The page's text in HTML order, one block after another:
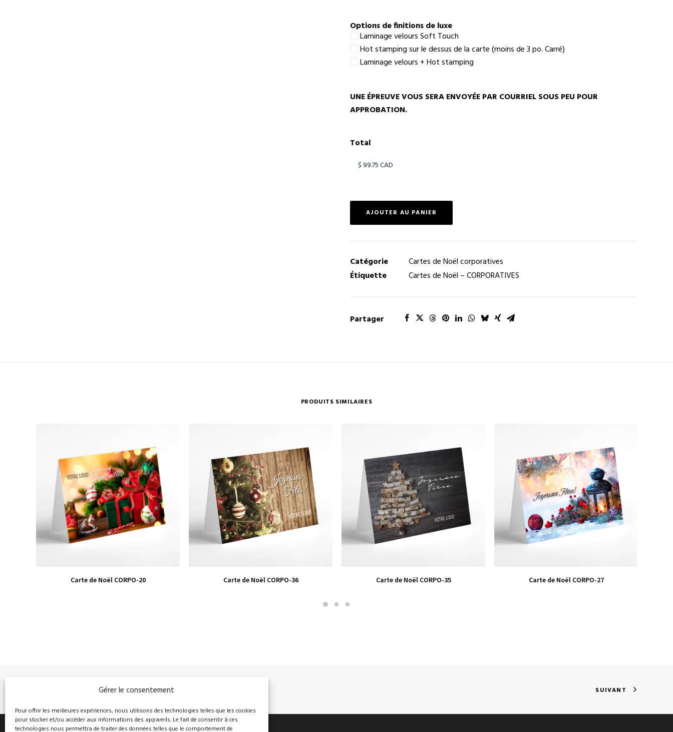
Gérer le consentement
Pour offrir les meilleures expériences, nous utilisons des technologies telles que les cookies
pour stocker et/ou accéder aux informations des appareils. Le fait de consentir à ces
technologies nous permettra de traiter des données telles que le comportement de
Options de finitions de luxe
Laminage velours Soft Touch
Hot stamping sur le dessus de la carte (moins de 3 po. Carré)
Laminage velours + Hot stamping
UNE ÉPREUVE VOUS SERA ENVOYÉE PAR COURRIEL SOUS PEU POUR
APPROBATION.
Total
AJOUTER AU PANIER
Catégorie
Cartes de Noël corporatives
Étiquette
Cartes de Noël – CORPORATIVES
Partager
PRODUITS SIMILAIRES
VIEW PRODUCT
Carte de Noël CORPO-20 VIEW PRODUCT
Carte de Noël CORPO-36 VIEW PRODUCT
Carte de Noël CORPO-35 VIEW PRODUCT
Carte de Noël CORPO-27
SUIVANT